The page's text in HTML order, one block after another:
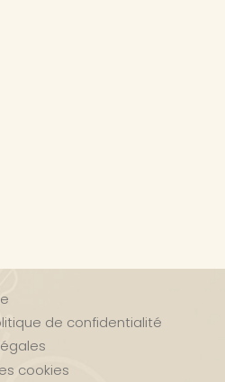
de confidentialité
cookies